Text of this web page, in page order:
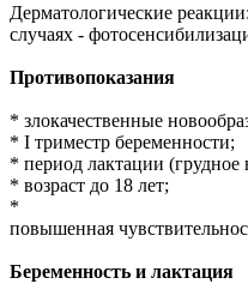
Дерматологические
случаях -
Противопоказания
* злокачественные
* I триместр беременности;
* период лактации (грудное
* возраст до 18 лет;
*
повышенная
Беременность и лактация